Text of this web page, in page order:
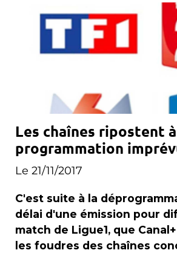
Les chaînes ripostent
programmation
Canal+
Le 21/11/2017
C'est suite à la
délai d'une émission pour
match de Ligue1, que
les foudres des chaînes